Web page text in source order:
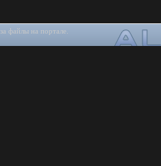
за файлы на портале.